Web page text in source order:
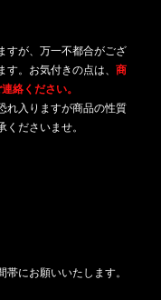
すが、万一不都合がござ
。お気付きの点は、 商
絡ください。
れ入りますが商品の性質
ださいませ。
にお願いいたします。